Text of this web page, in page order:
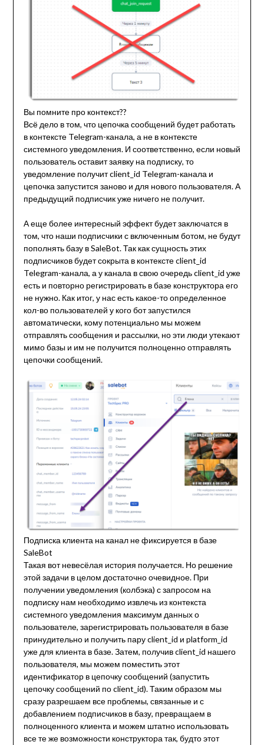
Вы помните про контекст??
Всё дело в том, что цепочка сообщений будет работать
в контексте Telegram-канала, а не в контексте
системного уведомления. И соответственно, если новый
пользователь оставит заявку на подписку, то
уведомление получит client_id Telegram-канала и
цепочка запустится заново и для нового пользователя. А
предыдущий подписчик уже ничего не получит.
А еще более интересный эффект будет заключатся в
том, что наши подписчики с включенным ботом, не будут
пополнять базу в SaleBot. Так как сущность этих
подписчиков будет сокрыта в контексте client_id
Telegram-канала, а у канала в свою очередь client_id уже
есть и повторно регистрировать в базе конструктора его
не нужно. Как итог, у нас есть какое-то определенное
кол-во пользователей у кого бот запустился
автоматически, кому потенциально мы можем
отправлять сообщения и рассылки, но эти люди утекают
мимо базы и им не получится полноценно отправлять
цепочки сообщений.
Подписка клиента на канал не фиксируется в базе
SaleBot
Такая вот невесёлая история получается. Но решение
этой задачи в целом достаточно очевидное. При
получении уведомления (колбэка) с запросом на
подписку нам необходимо извлечь из контекста
системного уведомления максимум данных о
пользователе, зарегистрировать пользователя в базе
принудительно и получить пару client_id и platform_id
уже для клиента в базе. Затем, получив client_id нашего
пользователя, мы можем поместить этот
идентификатор в цепочку сообщений (запустить
цепочку сообщений по client_id). Таким образом мы
сразу разрешаем все проблемы, связанные и с
добавлением подписчиков в базу, превращаем в
полноценного клиента и можем штатно использовать
все те же возможности конструктора так, будто этот